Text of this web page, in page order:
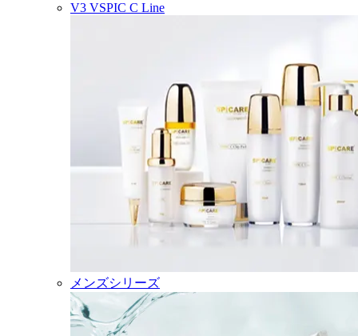
V3 VSPIC C Line
メンズシリーズ